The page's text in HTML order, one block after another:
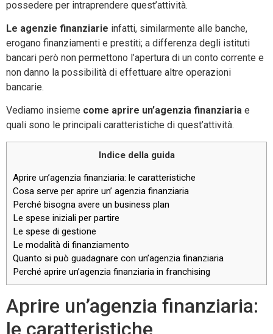
possedere per intraprendere quest’attività.
Le agenzie finanziarie infatti, similarmente alle banche,
erogano finanziamenti e prestiti; a differenza degli istituti
bancari però non permettono l’apertura di un conto corrente e
non danno la possibilità di effettuare altre operazioni
bancarie.
Vediamo insieme come aprire un’agenzia finanziaria e
quali sono le principali caratteristiche di quest’attività.
Indice della guida
Aprire un’agenzia finanziaria: le caratteristiche
Cosa serve per aprire un’ agenzia finanziaria
Perché bisogna avere un business plan
Le spese iniziali per partire
Le spese di gestione
Le modalità di finanziamento
Quanto si può guadagnare con un’agenzia finanziaria
Perché aprire un’agenzia finanziaria in franchising
Aprire un’agenzia finanziaria:
le caratteristiche